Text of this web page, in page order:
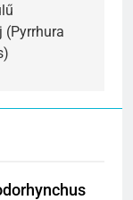
(Pyrrhura